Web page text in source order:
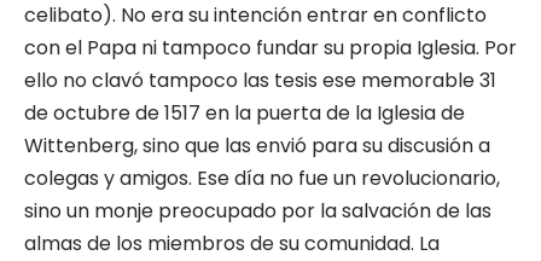
celibato). No era su intención entrar en conflicto
con el Papa ni tampoco fundar su propia Iglesia. Por
ello no clavó tampoco las tesis ese memorable 31
de octubre de 1517 en la puerta de la Iglesia de
Wittenberg, sino que las envió para su discusión a
colegas y amigos. Ese día no fue un revolucionario,
sino un monje preocupado por la salvación de las
almas de los miembros de su comunidad. La